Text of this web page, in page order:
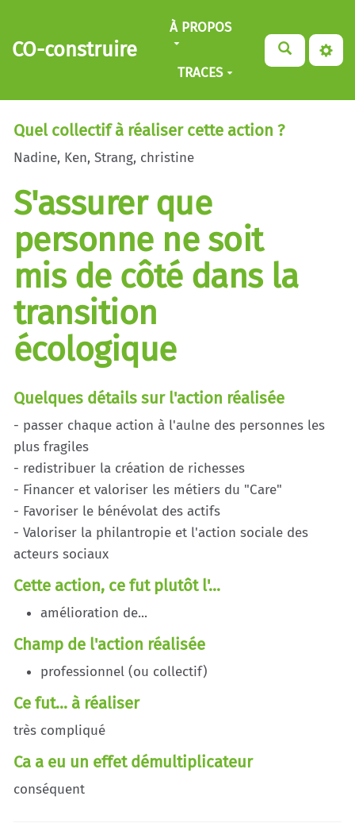
Aller au contenu principal
CO-construire
À PROPOS
TRACES
Quel collectif à réaliser cette action ?
Nadine, Ken, Strang, christine
S'assurer que
personne ne soit
mis de côté dans la
transition
écologique
Quelques détails sur l'action réalisée
- passer chaque action à l'aulne des personnes les
plus fragiles
- redistribuer la création de richesses
- Financer et valoriser les métiers du "Care"
- Favoriser le bénévolat des actifs
- Valoriser la philantropie et l'action sociale des
acteurs sociaux
Cette action, ce fut plutôt l'...
amélioration de...
Champ de l'action réalisée
professionnel (ou collectif)
Ce fut... à réaliser
très compliqué
Ca a eu un effet démultiplicateur
conséquent